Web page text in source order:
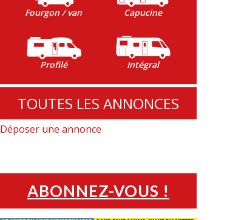
Fourgon / van Capucine
Profilé Intégral
TOUTES LES ANNONCES
Déposer une annonce
ABONNEZ-VOUS !